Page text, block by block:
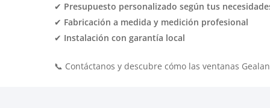
✔ Presupuesto personalizado según tus
✔ Fabricación a medida y medición profesional
✔ Instalación con garantía local
📞 Contáctanos y descubre cómo las ventanas